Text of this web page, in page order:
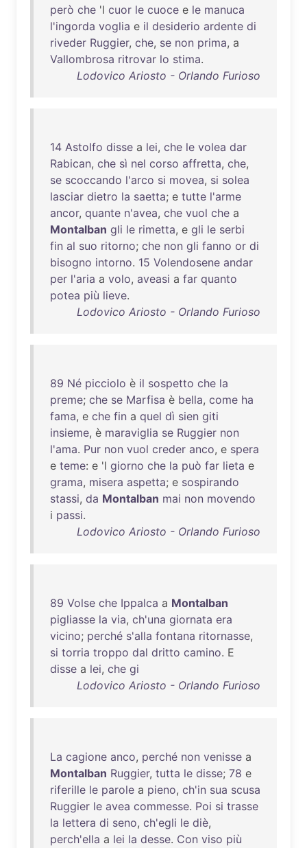
però che 'l cuor le cuoce e le manuca
l'ingorda voglia e il desiderio ardente di
riveder Ruggier, che, se non prima, a
Vallombrosa ritrovar lo stima.
Lodovico Ariosto - Orlando Furioso
14 Astolfo disse a lei, che le volea dar
Rabican, che sì nel corso affretta, che,
se scoccando l'arco si movea, si solea
lasciar dietro la saetta; e tutte l'arme
ancor, quante n'avea, che vuol che a
Montalban gli le rimetta, e gli le serbi
fin al suo ritorno; che non gli fanno or di
bisogno intorno. 15 Volendosene andar
per l'aria a volo, aveasi a far quanto
potea più lieve.
Lodovico Ariosto - Orlando Furioso
89 Né picciolo è il sospetto che la
preme; che se Marfisa è bella, come ha
fama, e che fin a quel dì sien giti
insieme, è maraviglia se Ruggier non
l'ama. Pur non vuol creder anco, e spera
e teme: e 'l giorno che la può far lieta e
grama, misera aspetta; e sospirando
stassi, da Montalban mai non movendo
i passi.
Lodovico Ariosto - Orlando Furioso
89 Volse che Ippalca a Montalban
pigliasse la via, ch'una giornata era
vicino; perché s'alla fontana ritornasse,
si torria troppo dal dritto camino. E
disse a lei, che gi
Lodovico Ariosto - Orlando Furioso
La cagione anco, perché non venisse a
Montalban Ruggier, tutta le disse; 78 e
riferille le parole a pieno, ch'in sua scusa
Ruggier le avea commesse. Poi si trasse
la lettera di seno, ch'egli le diè,
perch'ella a lei la desse. Con viso più